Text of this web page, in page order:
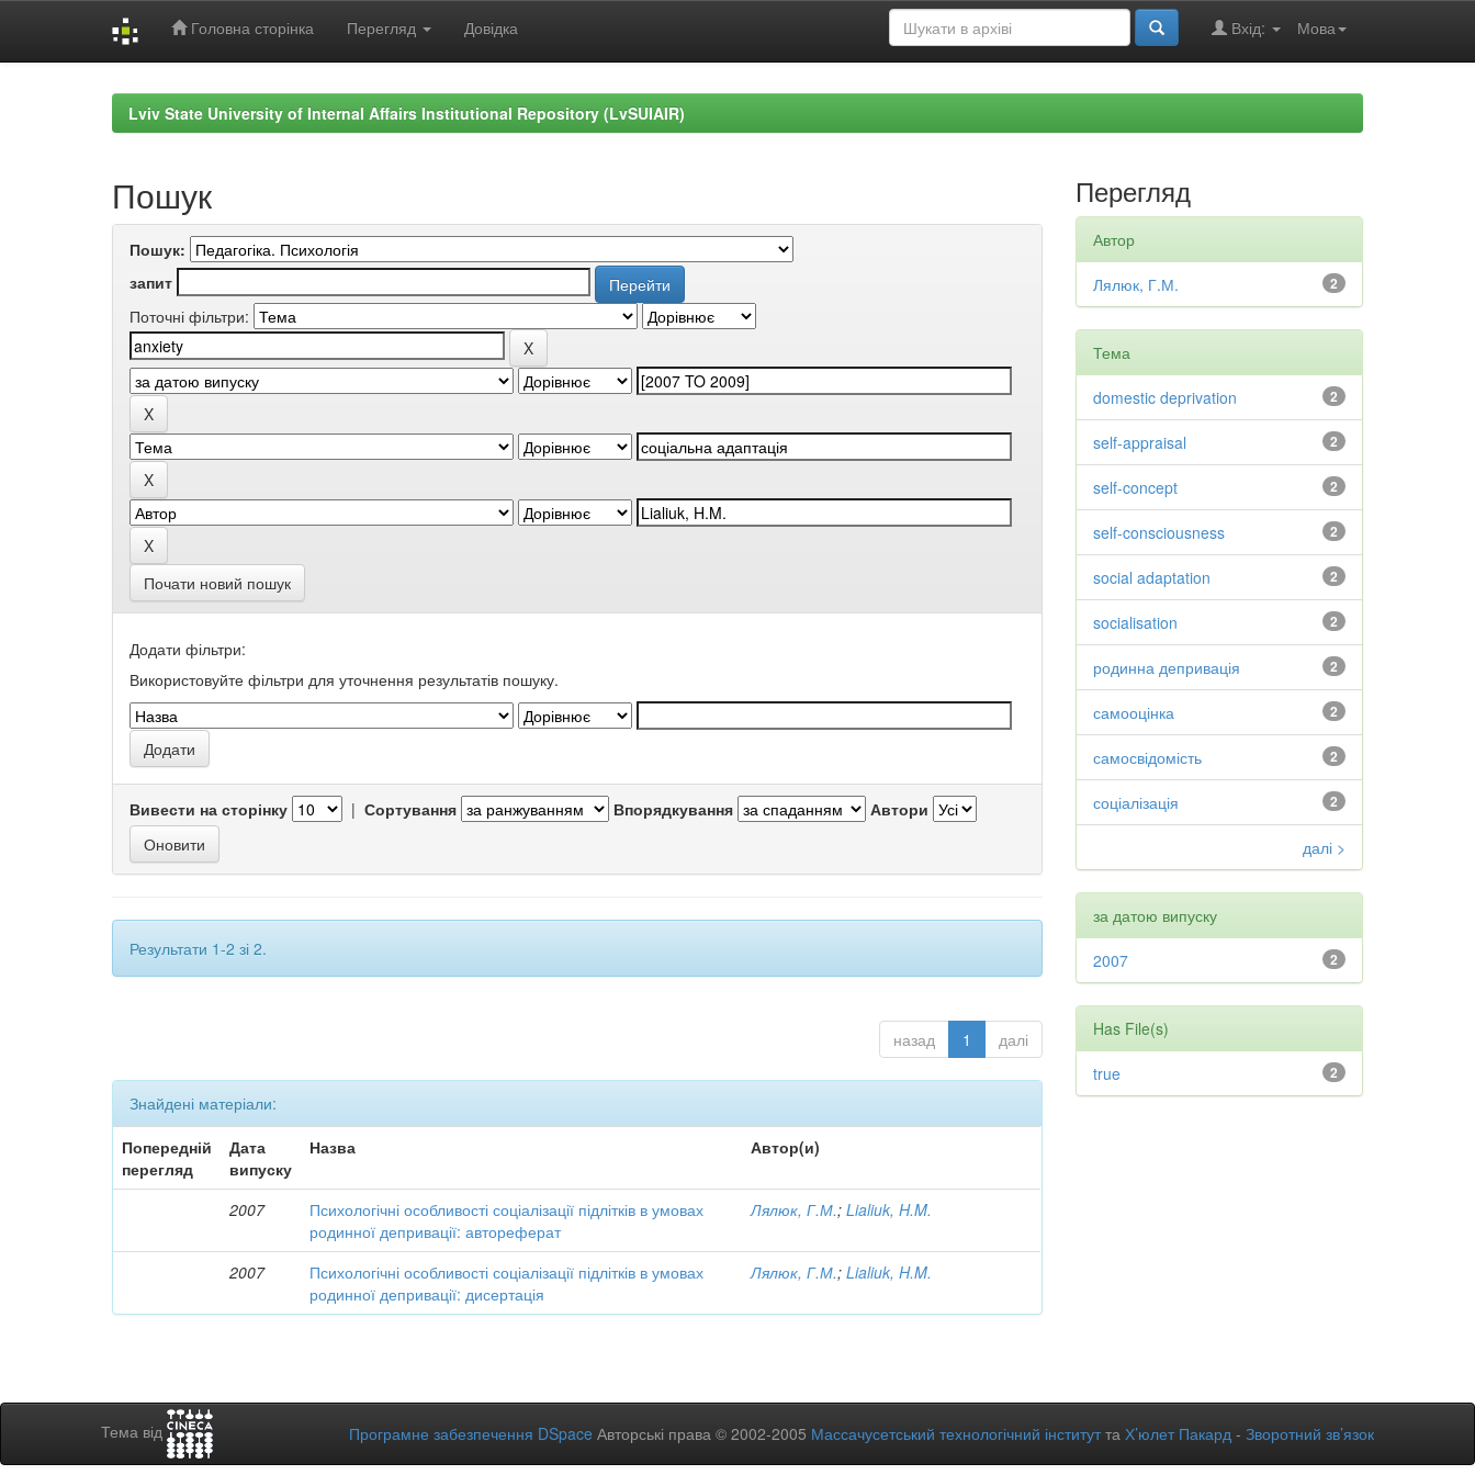
Головна сторінка Перегляд Довідка Мова
Вхід:
Lviv State University of Internal Affairs Institutional Repository (LvSUIAIR)
Пошук
Пошук:
запит
Поточні фільтри:
Почати новий пошук
Додати фільтри:
Використовуйте фільтри для уточнення результатів пошуку.
Вивести на сторінку | Сортування Впорядкування Автори
Результати 1-2 зі 2.
назад 1 далі
Знайдені матеріали:
Попередній
перегляд
Дата
випуску
Назва Автор(и)
2007
Психологічні особливості соціалізації підлітків в умовах
родинної депривації: автореферат
Лялюк, Г.М.;Lialiuk, H.M.
2007
Психологічні особливості соціалізації підлітків в умовах
родинної депривації: дисертація
Лялюк, Г.М.;Lialiuk, H.M.
Перегляд
Автор
2
Лялюк, Г.М.
Тема
2
domestic deprivation
2
self-appraisal
2
self-concept
2
self-consciousness
2
social adaptation
2
socialisation
2
родинна депривація
2
самооцінка
2
самосвідомість
2
соціалізація
далі >
за датою випуску
2
2007
Has File(s)
2
true
Тема від Програмне забезпечення DSpace Авторські права © 2002-2005 Массачусетський технологічний інститутта Х’юлет Пакард - Зворотний зв’язок